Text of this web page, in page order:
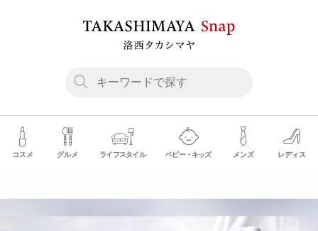
コスメ グルメ ライフスタイル ベビー・キッズ メンズ レディス